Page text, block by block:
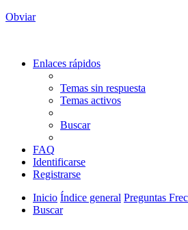
Obviar
Enlaces rápidos
Temas sin respuesta
Temas activos
Buscar
FAQ
Identificarse
Registrarse
Inicio Índice general Preguntas
Buscar